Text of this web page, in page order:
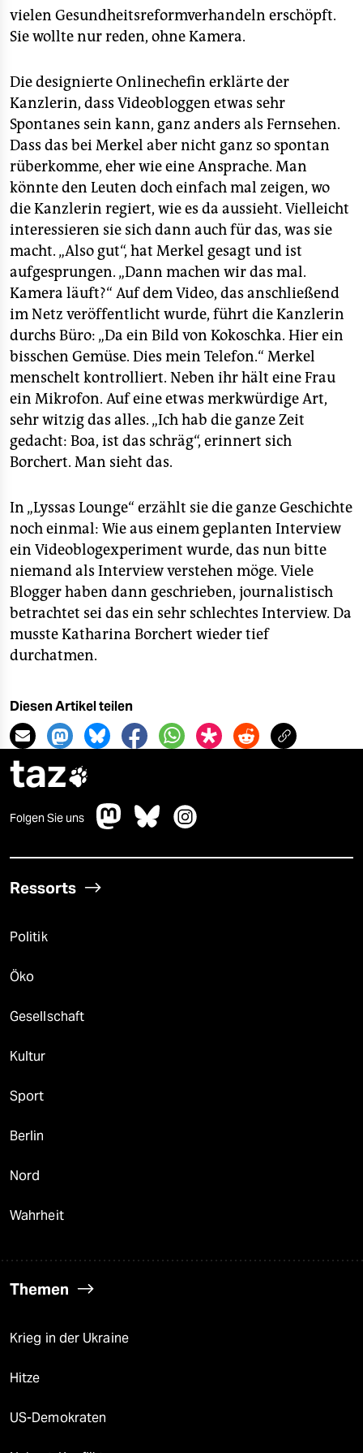
vielen Gesundheitsreformverhandeln erschöpft.
Sie wollte nur reden, ohne Kamera.
Die designierte Onlinechefin erklärte der
Kanzlerin, dass Videobloggen etwas sehr
Spontanes sein kann, ganz anders als Fernsehen.
Dass das bei Merkel aber nicht ganz so spontan
rüberkomme, eher wie eine Ansprache. Man
könnte den Leuten doch einfach mal zeigen, wo
die Kanzlerin regiert, wie es da aussieht. Vielleicht
interessieren sie sich dann auch für das, was sie
macht. „Also gut“, hat Merkel gesagt und ist
aufgesprungen. „Dann machen wir das mal.
Kamera läuft?“ Auf dem Video, das anschließend
im Netz veröffentlicht wurde, führt die Kanzlerin
durchs Büro: „Da ein Bild von Kokoschka. Hier ein
bisschen Gemüse. Dies mein Telefon.“ Merkel
menschelt kontrolliert. Neben ihr hält eine Frau
ein Mikrofon. Auf eine etwas merkwürdige Art,
sehr witzig das alles. „Ich hab die ganze Zeit
gedacht: Boa, ist das schräg“, erinnert sich
Borchert. Man sieht das.
In „Lyssas Lounge“ erzählt sie die ganze Geschichte
noch einmal: Wie aus einem geplanten Interview
ein Videoblogexperiment wurde, das nun bitte
niemand als Interview verstehen möge. Viele
Blogger haben dann geschrieben, journalistisch
betrachtet sei das ein sehr schlechtes Interview. Da
musste Katharina Borchert wieder tief
durchatmen.
Diesen Artikel teilen
taz
Folgen Sie uns
Ressorts
Politik
Öko
Gesellschaft
Kultur
Sport
Berlin
Nord
Wahrheit
Themen
Krieg in der Ukraine
Hitze
US-Demokraten